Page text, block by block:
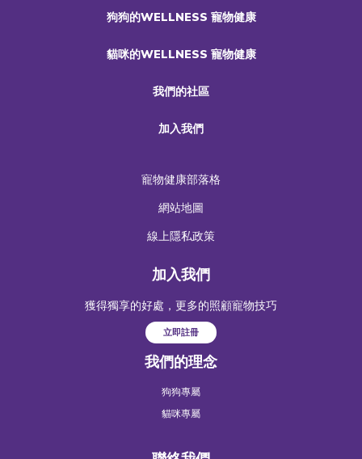
狗狗的WELLNESS 寵物健康
貓咪的WELLNESS 寵物健康
我們的社區
加入我們
寵物健康部落格
網站地圖
線上隱私政策
加入我們
獲得獨享的好處，更多的照顧寵物技巧
立即註冊
我們的理念
狗狗專屬
貓咪專屬